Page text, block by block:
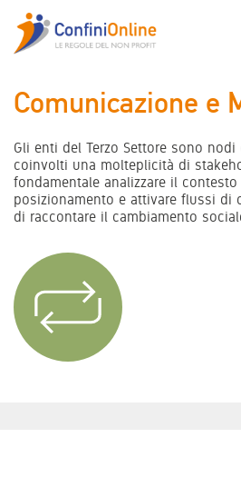
Comunicazione e
Gli enti del Terzo Settore sono
coinvolti una molteplicità di
fondamentale analizzare il
posizionamento e attivare flussi di
di raccontare il cambiamento